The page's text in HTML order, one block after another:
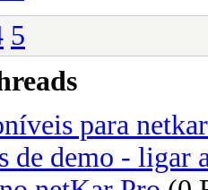
5
para
de demo - ligar